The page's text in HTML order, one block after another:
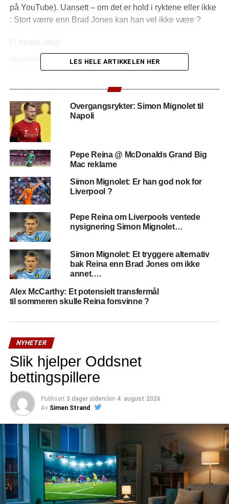
på YouTube). Uansett – om det er hold i ryktene eller ikke
: Stort værre enn Brad Jones kan han vel ikke være ?
(1 besøk idag)
BRAD JONES
GUILHERMO OCHOA
PEPE REINA
sommeren
FORRIGE
Football Manager: Veien til manageryrket ?
Ihvertfall for noen!
LES HELE ARTIKKELEN HER
Overgangsrykter: Simon Mignolet til
Napoli
Pepe Reina @ McDonalds Grand Big
Mac reklame
Simon Mignolet: Er han god nok for
Liverpool ?
Pepe Reina om Liverpools ventede
nysignering Simon Mignolet…
Simon Mignolet: Et tryggere alternativ
bak Reina enn Brad Jones om ikke
annet….
Alex McCarthy: Et potensielt transfermål
til sommeren skulle Reina forsvinne ?
NYHETER
Slik hjelper Oddsnet
bettingspillere
Publisert 3 dager sidenden 4. august 2026
Av Simen Strand